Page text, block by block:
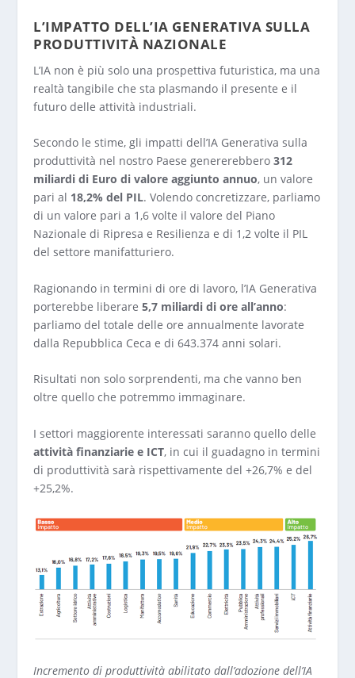
L’IMPATTO DELL’IA GENERATIVA SULLA
PRODUTTIVITÀ NAZIONALE
L’IA non è più solo una prospettiva futuristica, ma una
realtà tangibile che sta plasmando il presente e il
futuro delle attività industriali.
Secondo le stime, gli impatti dell’IA Generativa sulla
produttività nel nostro Paese genererebbero312
miliardi di Euro di valore aggiunto annuo, un valore
pari al 18,2% del PIL. Volendo concretizzare, parliamo
di un valore pari a 1,6 volte il valore del Piano
Nazionale di Ripresa e Resilienza e di 1,2 volte il PIL
del settore manifatturiero.
Ragionando in termini di ore di lavoro, l’IA Generativa
porterebbe liberare5,7 miliardi di ore all’anno:
parliamo del totale delle ore annualmente lavorate
dalla Repubblica Ceca e di 643.374 anni solari.
Risultati non solo sorprendenti, ma che vanno ben
oltre quello che potremmo immaginare.
I settori maggiorente interessati saranno quello delle
attività finanziarie e ICT, in cui il guadagno in termini
di produttività sarà rispettivamente del +26,7% e del
+25,2%.
Incremento di produttività abilitato dall’adozione dell’IA